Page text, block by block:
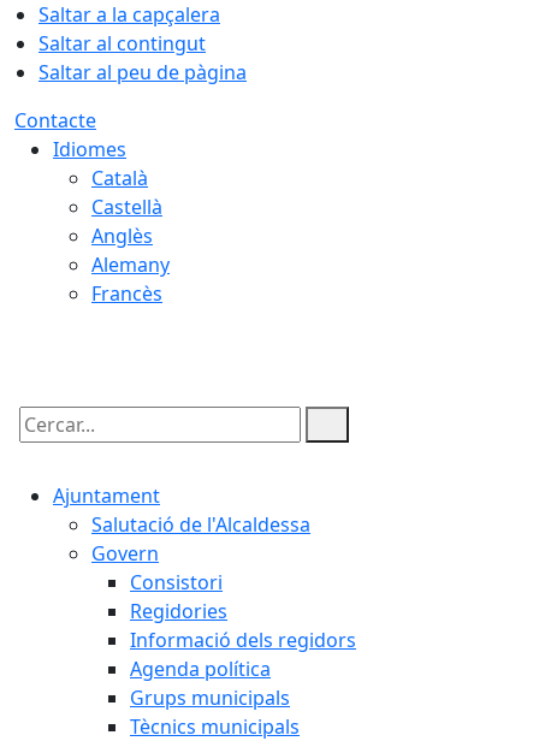
Saltar a la capçalera
Saltar al contingut
Saltar al peu de pàgina
Contacte
Idiomes
Català
Castellà
Anglès
Alemany
Francès
Cercar:
Ajuntament
Salutació de l'Alcaldessa
Govern
Consistori
Regidories
Informació dels regidors
Agenda política
Grups municipals
Tècnics municipals